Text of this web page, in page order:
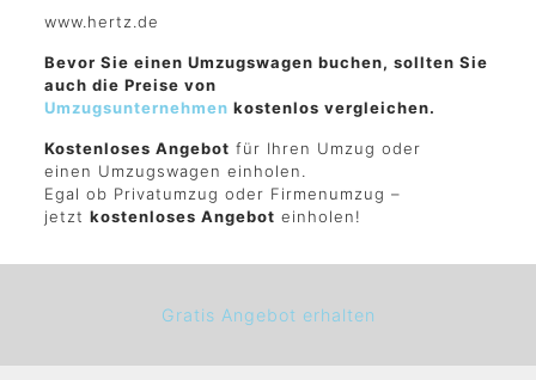
www.hertz.de
Bevor Sie einen Umzugswagen buchen, sollten Sie
auch die Preise von
Umzugsunternehmen kostenlos vergleichen.
Kostenloses Angebot für Ihren Umzug oder
einen Umzugswagen einholen.
Egal ob Privatumzug oder Firmenumzug –
jetzt kostenloses Angebot einholen!
Gratis Angebot erhalten